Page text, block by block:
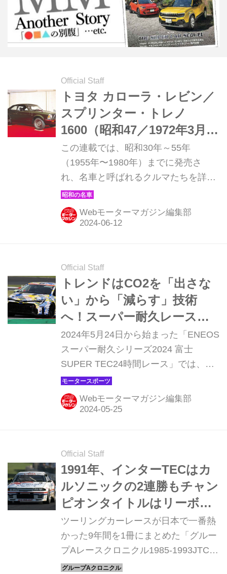
Official Staff
トヨタ カローラ・レビン／
スプリンター・トレノ
1600（昭和47／1972年3月発
売・TE27型）【昭和の名
車・完全版ダイジェスト
068】
この連載では、昭和30年～55年
（1955年〜1980年）までに発売さ
れ、名車と呼ばれるクルマたちを詳細
に紹介しよう。その第68回目は、27レ
ビン／トレノの愛称で当時の走り屋に
絶大な人気を誇った、トヨタ カロー
MOOK「昭和の名車・完全版
Volume.1」より）
Webモーターマガジン編集部
Official Staff
トレンドはCO2を「出さな
い」から「減らす」技術
へ！スーパー耐久レースで
「カーボンネガティブ」へ
の取り組みが加速し始めた
2024年5月24日から始まった「ENEOS
スーパー耐久シリーズ2024 富士
SUPER TEC24時間レース」では、カ
ーボンニュートラル技術の研究・開発
に取り組む「ST-Qクラス」のマシンた
ちに注目が集まっています。今年は中
搭載車への期待値が、さらに高まって
きました。
Webモーターマガジン編集部
Official Staff
1991年、インターTECはカ
ルソニックの2連勝もチャン
ピオンタイトルはリーボッ
クの手中に！【グループAレ
ースクロニクル1985-1993
JTC9年間の軌跡（7）】
ツーリングカーレースが日本で一番熱
かった9年間を1冊にまとめた「グルー
プAレースクロニクル1985-1993JTC9
年間の軌跡（モーターマガジン